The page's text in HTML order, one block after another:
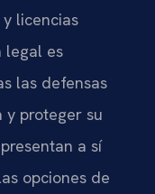
licencias
legal es
las defensas
y proteger su
a sí
opciones de